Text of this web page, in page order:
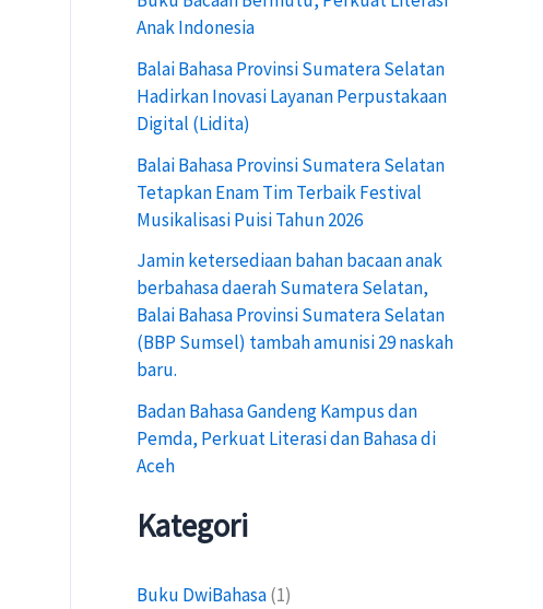
n
t
u
k
:
Anak Indonesia
Balai Bahasa Provinsi Sumatera Selatan
Hadirkan Inovasi Layanan Perpustakaan
Digital (Lidita)
Balai Bahasa Provinsi Sumatera Selatan
Tetapkan Enam Tim Terbaik Festival
Musikalisasi Puisi Tahun 2026
Jamin ketersediaan bahan bacaan anak
berbahasa daerah Sumatera Selatan,
Balai Bahasa Provinsi Sumatera Selatan
(BBP Sumsel) tambah amunisi 29 naskah
baru.
Badan Bahasa Gandeng Kampus dan
Pemda, Perkuat Literasi dan Bahasa di
Aceh
Kategori
Buku DwiBahasa(1)